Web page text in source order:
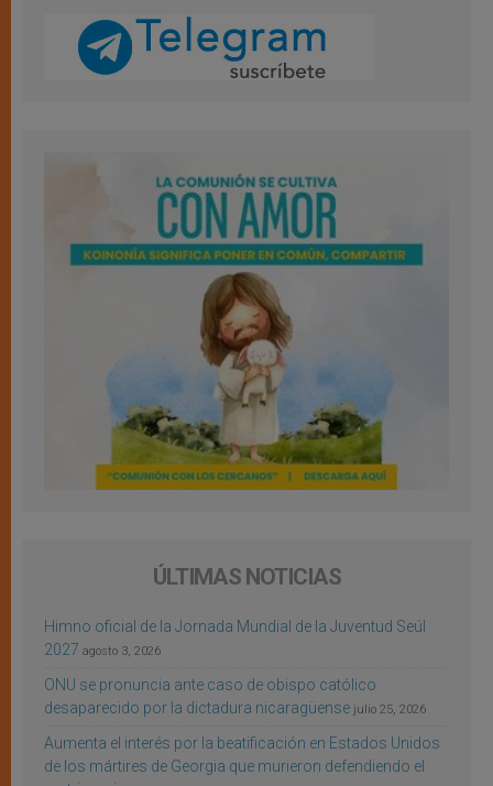
ÚLTIMAS NOTICIAS
Himno oficial de la Jornada Mundial de la Juventud Seúl
2027 agosto 3, 2026
ONU se pronuncia ante caso de obispo católico
desaparecido por la dictadura nicaragüense julio 25, 2026
Aumenta el interés por la beatificación en Estados Unidos
de los mártires de Georgia que murieron defendiendo el